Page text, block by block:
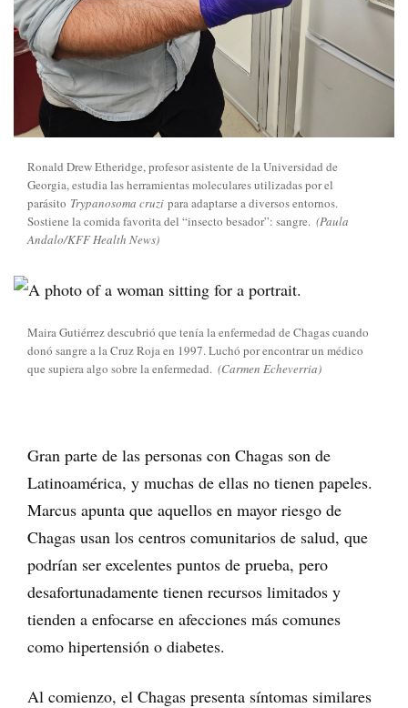
Ronald Drew Etheridge, profesor asistente de la Universidad de
Georgia, estudia las herramientas moleculares utilizadas por el
parásito Trypanosoma cruzi para adaptarse a diversos entornos.
Sostiene la comida favorita del “insecto besador”: sangre. (Paula
Andalo/KFF Health News)
Maira Gutiérrez descubrió que tenía la enfermedad de Chagas cuando
donó sangre a la Cruz Roja en 1997. Luchó por encontrar un médico
que supiera algo sobre la enfermedad. (Carmen Echeverria)
Gran parte de las personas con Chagas son de
Latinoamérica, y muchas de ellas no tienen papeles.
Marcus apunta que aquellos en mayor riesgo de
Chagas usan los centros comunitarios de salud, que
podrían ser excelentes puntos de prueba, pero
desafortunadamente tienen recursos limitados y
tienden a enfocarse en afecciones más comunes
como hipertensión o diabetes.
Al comienzo, el Chagas presenta síntomas similares